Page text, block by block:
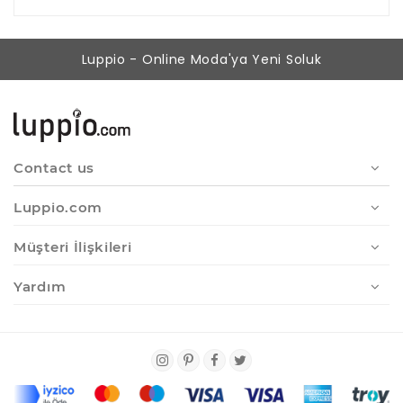
Luppio - Online Moda'ya Yeni Soluk
Contact us
Luppio.com
Müşteri İlişkileri
Yardım